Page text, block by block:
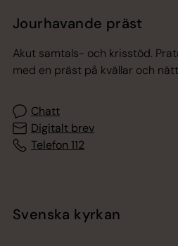
Jourhavande präst
Akut samtals- och krisstöd.
med en präst på kvällar och
Chatt
Digitalt brev
Telefon 112
Svenska kyrkan